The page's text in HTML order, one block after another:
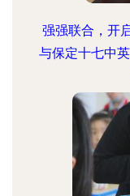
强强联合，开
与保定十七中